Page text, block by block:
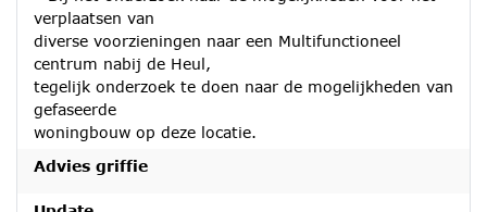
verplaatsen van
diverse voorzieningen naar een Multifunctioneel
centrum nabij de Heul,
tegelijk onderzoek te doen naar de mogelijkheden van
gefaseerde
woningbouw op deze locatie.
Advies griffie